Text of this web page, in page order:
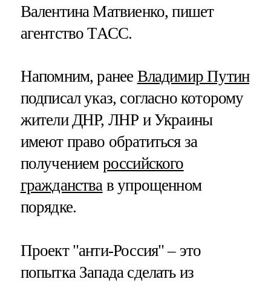
Валентина Матвиенко, пишет
агентство ТАСС.
Напомним, ранее Владимир Путин
подписал указ, согласно которому
жители ДНР, ЛНР и Украины
имеют право обратиться за
получением российского
гражданствав упрощенном
порядке.
Проект "анти-Россия" – это
попытка Запада сделать из